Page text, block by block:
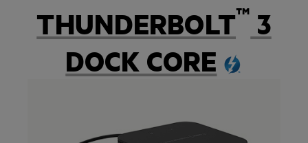
THUNDERBOLT™ 3
DOCK CORE